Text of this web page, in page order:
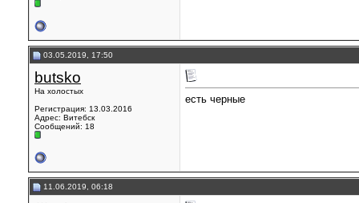
03.05.2019, 17:50
butsko
На холостых
Регистрация: 13.03.2016
Адрес: Витебск
Сообщений: 18
есть черные
11.06.2019, 06:18